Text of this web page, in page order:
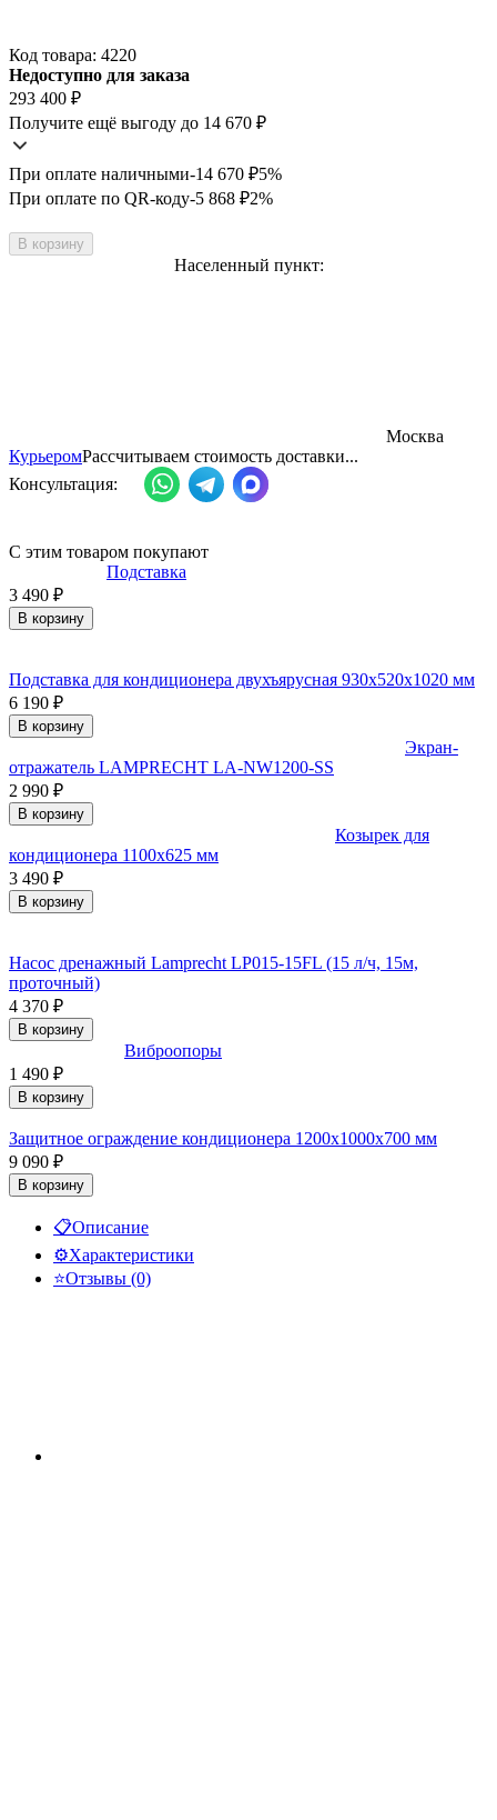
Код товара: 4220
Недоступно для заказа
293 400 ₽
Получите ещё выгоду до 14 670 ₽
При оплате наличными-14 670 ₽5%
При оплате по QR-коду-5 868 ₽2%
В корзину
Населенный пункт:
Москва
КурьеромРассчитываем стоимость доставки...
Консультация:
С этим товаром покупают
Подставка
3 490 ₽
В корзину
Подставка для кондиционера двухъярусная 930х520х1020 мм
6 190 ₽
В корзину
Экран-
отражатель LAMPRECHT LA-NW1200-SS
2 990 ₽
В корзину
Козырек для
кондиционера 1100x625 мм
3 490 ₽
В корзину
Насос дренажный Lamprecht LP015-15FL (15 л/ч, 15м,
проточный)
4 370 ₽
В корзину
Виброопоры
1 490 ₽
В корзину
Защитное ограждение кондиционера 1200х1000х700 мм
9 090 ₽
В корзину
📋Описание
⚙️Характеристики
⭐Отзывы (0)